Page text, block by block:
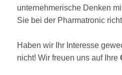
unternehmerische Denken
Sie bei der Pharmatronic
Haben wir Ihr Interesse
nicht! Wir freuen uns auf Ihre